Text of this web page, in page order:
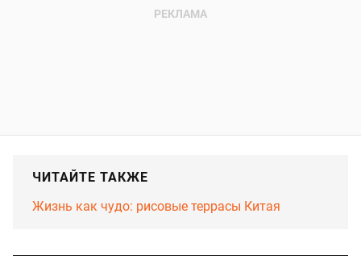
ЧИТАЙТЕ ТАКЖЕ
Жизнь как чудо: рисовые террасы Китая